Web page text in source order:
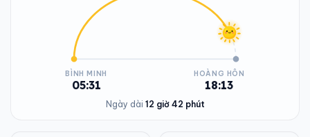
BÌNH MINH
05:31
HOÀNG HÔN
18:13
Ngày dài 12 giờ 42 phút